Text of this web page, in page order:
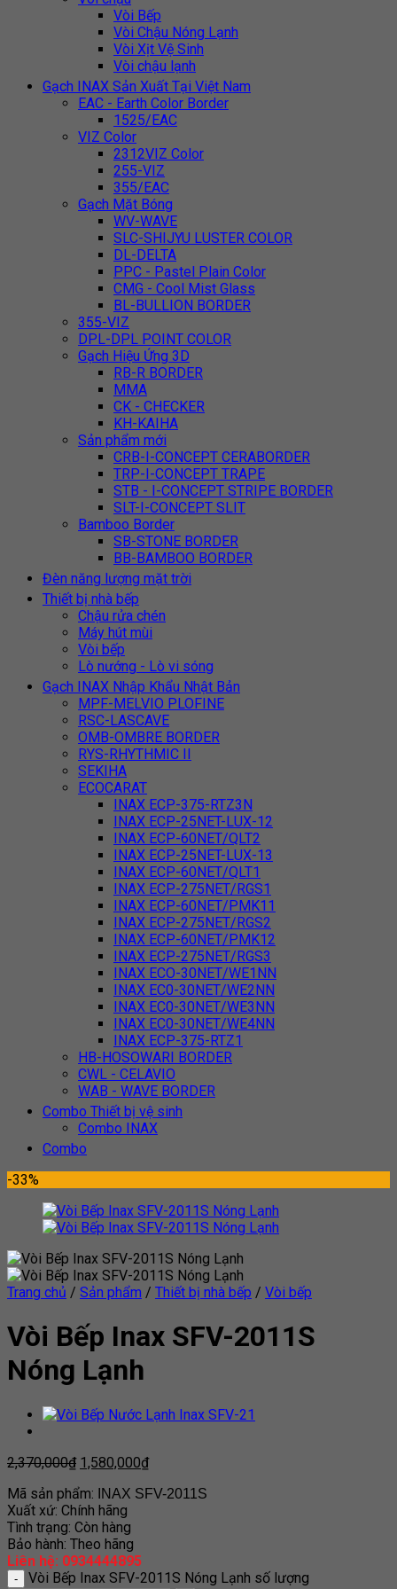
Vòi Bếp
Vòi Chậu Nóng Lạnh
Vòi Xịt Vệ Sinh
Vòi chậu lạnh
Gạch INAX Sản Xuất Tại Việt Nam
EAC - Earth Color Border
1525/EAC
VIZ Color
2312VIZ Color
255-VIZ
355/EAC
Gạch Mặt Bóng
WV-WAVE
SLC-SHIJYU LUSTER COLOR
DL-DELTA
PPC - Pastel Plain Color
CMG - Cool Mist Glass
BL-BULLION BORDER
355-VIZ
DPL-DPL POINT COLOR
Gạch Hiệu Ứng 3D
RB-R BORDER
MMA
CK - CHECKER
KH-KAIHA
Sản phẩm mới
CRB-I-CONCEPT CERABORDER
TRP-I-CONCEPT TRAPE
STB - I-CONCEPT STRIPE BORDER
SLT-I-CONCEPT SLIT
Bamboo Border
SB-STONE BORDER
BB-BAMBOO BORDER
Đèn năng lượng mặt trời
Thiết bị nhà bếp
Chậu rửa chén
Máy hút mùi
Vòi bếp
Lò nướng - Lò vi sóng
Gạch INAX Nhập Khẩu Nhật Bản
MPF-MELVIO PLOFINE
RSC-LASCAVE
OMB-OMBRE BORDER
RYS-RHYTHMIC II
SEKIHA
ECOCARAT
INAX ECP-375-RTZ3N
INAX ECP-25NET-LUX-12
INAX ECP-60NET/QLT2
INAX ECP-25NET-LUX-13
INAX ECP-60NET/QLT1
INAX ECP-275NET/RGS1
INAX ECP-60NET/PMK11
INAX ECP-275NET/RGS2
INAX ECP-60NET/PMK12
INAX ECP-275NET/RGS3
INAX ECO-30NET/WE1NN
INAX EC0-30NET/WE2NN
INAX EC0-30NET/WE3NN
INAX EC0-30NET/WE4NN
INAX ECP-375-RTZ1
HB-HOSOWARI BORDER
CWL - CELAVIO
WAB - WAVE BORDER
Combo Thiết bị vệ sinh
Combo INAX
Combo
-33%
Trang chủ / Sản phẩm / Thiết bị nhà bếp / Vòi bếp
Vòi Bếp Inax SFV-2011S
Nóng Lạnh
2,370,000₫ 1,580,000₫
Mã sản phẩm:
INAX SFV-2011S
Xuất xứ: Chính hãng
Tình trạng: Còn hàng
Bảo hành: Theo hãng
Liên hệ: 0934444895
Vòi Bếp Inax SFV-2011S Nóng Lạnh số lượng